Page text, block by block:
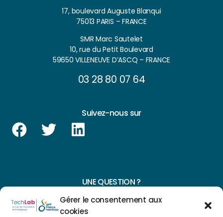
Gérer le consentement aux
cookies
17, boulevard Auguste Blanqui
75013 PARIS – FRANCE
SMR Marc Sautelet
10, rue du Petit Boulevard
59650 VILLENEUVE D’ASCQ – FRANCE
03 28 80 07 64
Suivez-nous sur
UNE QUESTION ?
CONTACTEZ-NOUS